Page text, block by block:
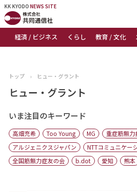
KK KYODO NEWS SITE
経済 / ビジネス くらし 教育 / 文化
KK KYODONEWS SITE
トップページ
ニュース
おすすめコンテンツ
出版物
会社概要
トップ › ヒュー・グラント
ヒュー・グラント
いま注目のキーワード
高畑充希 Too Young MG
重症筋無力
アルジェニクスジャパン
NTTコミュニケー
全国筋無力症友の会
b.dot 愛知 熊本